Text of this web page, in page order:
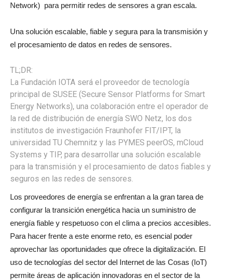
Network) para permitir redes de sensores a gran escala.
Una solución escalable, fiable y segura para la transmisión y
el procesamiento de datos en redes de sensores.
TL;DR:
La Fundación IOTA será el proveedor de tecnología
principal de SUSEE (Secure Sensor Platforms for Smart
Energy Networks), una colaboración entre el operador de
la red de distribución de energía SWO Netz, los dos
institutos de investigación Fraunhofer FIT/IPT, la
universidad TU Chemnitz y las PYMES peerOS, mCloud
Systems y TIP, para desarrollar una solución escalable
para la transmisión y el procesamiento de datos fiables y
seguros en las redes de sensores.
Los proveedores de energía se enfrentan a la gran tarea de
configurar la transición energética hacia un suministro de
energía fiable y respetuoso con el clima a precios accesibles.
Para hacer frente a este enorme reto, es esencial poder
aprovechar las oportunidades que ofrece la digitalización. El
uso de tecnologías del sector del Internet de las Cosas (IoT)
permite áreas de aplicación innovadoras en el sector de la